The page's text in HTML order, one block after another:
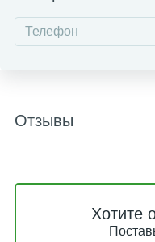
Отзывы
Хотите